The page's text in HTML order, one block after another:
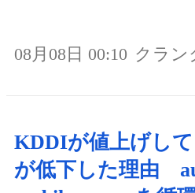
08月08日 00:10 クラン
KDDIが値上げし
が低下した理由